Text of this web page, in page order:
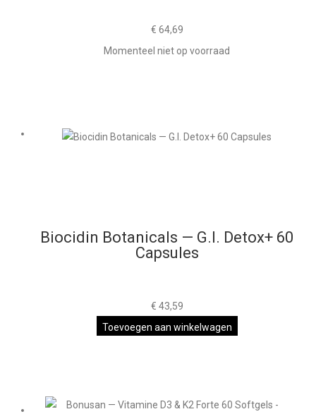
€ 64,69
Momenteel niet op voorraad
Biocidin Botanicals — G.I. Detox+ 60
Capsules
€ 43,59
Toevoegen aan winkelwagen